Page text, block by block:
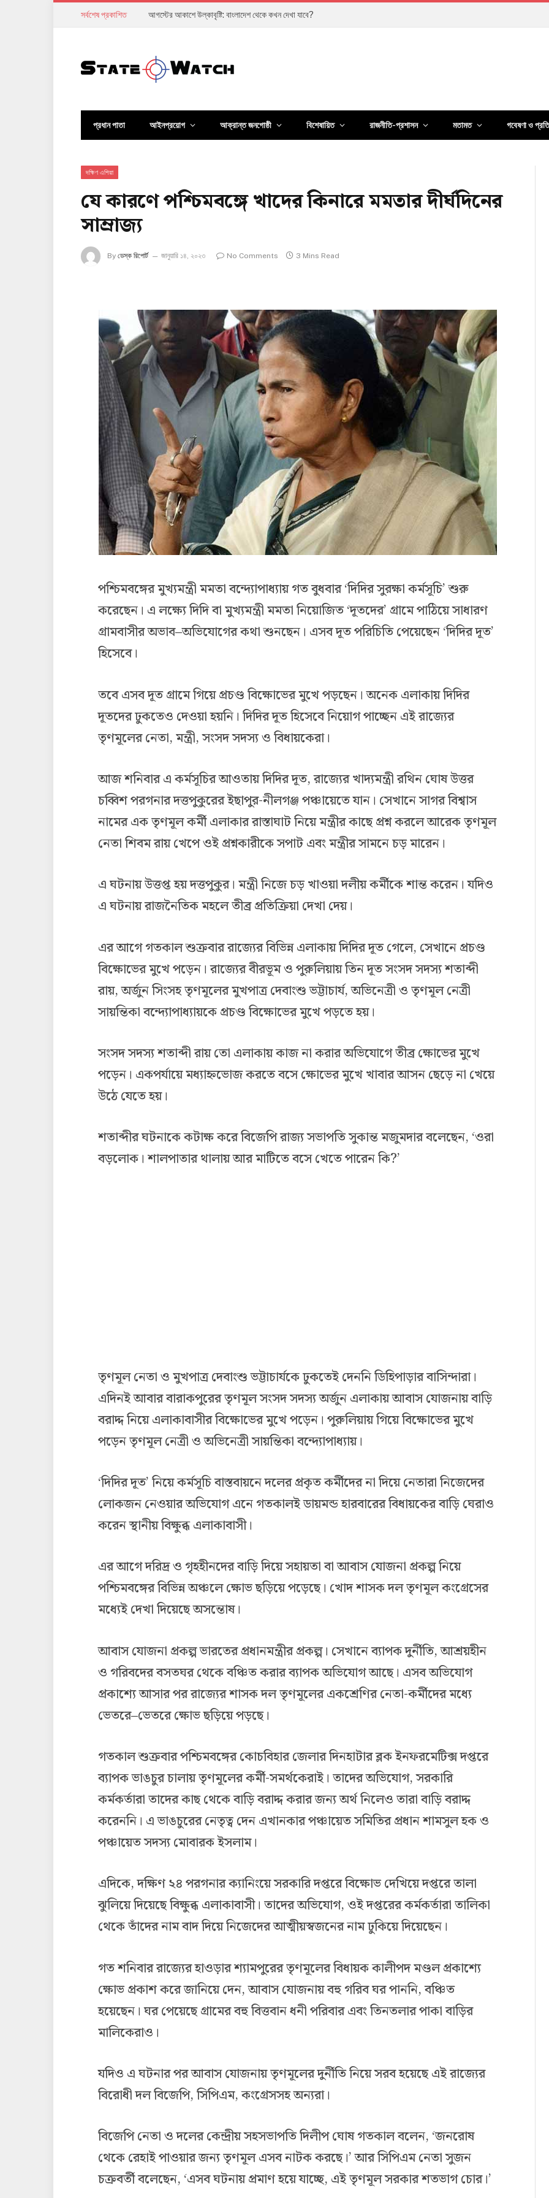
সর্বশেষ প্রকাশিত আগস্টের আকাশে উল্কাবৃষ্টি: বাংলাদেশ থেকে কখন দেখা যাবে?
প্রধান পাতা আইনপ্রয়োগ আক্রান্ত জনগোষ্ঠী বিশেষায়িত রাজনীতি-প্রশাসন মতামত গবেষণা ও
দক্ষিণ এশিয়া
যে কারণে পশ্চিমবঙ্গে খাদের কিনারে মমতার দীর্ঘদিনের
সাম্রাজ্য
By ডেস্ক রিপোর্ট জানুয়ারি ১৪, ২০২৩ No Comments 3 Mins Read
পশ্চিমবঙ্গের মুখ্যমন্ত্রী মমতা বন্দ্যোপাধ্যায় গত বুধবার ‘দিদির সুরক্ষা কর্মসূচি’ শুরু
করেছেন। এ লক্ষ্যে দিদি বা মুখ্যমন্ত্রী মমতা নিয়োজিত ‘দূতদের’ গ্রামে পাঠিয়ে সাধারণ
গ্রামবাসীর অভাব–অভিযোগের কথা শুনছেন। এসব দূত পরিচিতি পেয়েছেন ‘দিদির দূত’
হিসেবে।
তবে এসব দূত গ্রামে গিয়ে প্রচণ্ড বিক্ষোভের মুখে পড়ছেন। অনেক এলাকায় দিদির
দূতদের ঢুকতেও দেওয়া হয়নি। দিদির দূত হিসেবে নিয়োগ পাচ্ছেন এই রাজ্যের
তৃণমূলের নেতা, মন্ত্রী, সংসদ সদস্য ও বিধায়কেরা।
আজ শনিবার এ কর্মসূচির আওতায় দিদির দূত, রাজ্যের খাদ্যমন্ত্রী রথিন ঘোষ উত্তর
চব্বিশ পরগনার দত্তপুকুরের ইছাপুর-নীলগঞ্জ পঞ্চায়েতে যান। সেখানে সাগর বিশ্বাস
নামের এক তৃণমূল কর্মী এলাকার রাস্তাঘাট নিয়ে মন্ত্রীর কাছে প্রশ্ন করলে আরেক তৃণমূল
নেতা শিবম রায় খেপে ওই প্রশ্নকারীকে সপাট এবং মন্ত্রীর সামনে চড় মারেন।
এ ঘটনায় উত্তপ্ত হয় দত্তপুকুর। মন্ত্রী নিজে চড় খাওয়া দলীয় কর্মীকে শান্ত করেন। যদিও
এ ঘটনায় রাজনৈতিক মহলে তীব্র প্রতিক্রিয়া দেখা দেয়।
এর আগে গতকাল শুক্রবার রাজ্যের বিভিন্ন এলাকায় দিদির দূত গেলে, সেখানে প্রচণ্ড
বিক্ষোভের মুখে পড়েন। রাজ্যের বীরভূম ও পুরুলিয়ায় তিন দূত সংসদ সদস্য শতাব্দী
রায়, অর্জুন সিংসহ তৃণমূলের মুখপাত্র দেবাংশু ভট্টাচার্য, অভিনেত্রী ও তৃণমূল নেত্রী
সায়ন্তিকা বন্দ্যোপাধ্যায়কে প্রচণ্ড বিক্ষোভের মুখে পড়তে হয়।
সংসদ সদস্য শতাব্দী রায় তো এলাকায় কাজ না করার অভিযোগে তীব্র ক্ষোভের মুখে
পড়েন। একপর্যায়ে মধ্যাহ্নভোজ করতে বসে ক্ষোভের মুখে খাবার আসন ছেড়ে না খেয়ে
উঠে যেতে হয়।
শতাব্দীর ঘটনাকে কটাক্ষ করে বিজেপি রাজ্য সভাপতি সুকান্ত মজুমদার বলেছেন, ‘ওরা
বড়লোক। শালপাতার থালায় আর মাটিতে বসে খেতে পারেন কি?’
তৃণমূল নেতা ও মুখপাত্র দেবাংশু ভট্টাচার্যকে ঢুকতেই দেননি ডিহিপাড়ার বাসিন্দারা।
এদিনই আবার বারাকপুরের তৃণমূল সংসদ সদস্য অর্জুন এলাকায় আবাস যোজনায় বাড়ি
বরাদ্দ নিয়ে এলাকাবাসীর বিক্ষোভের মুখে পড়েন। পুরুলিয়ায় গিয়ে বিক্ষোভের মুখে
পড়েন তৃণমূল নেত্রী ও অভিনেত্রী সায়ন্তিকা বন্দ্যোপাধ্যায়।
‘দিদির দূত’ নিয়ে কর্মসূচি বাস্তবায়নে দলের প্রকৃত কর্মীদের না দিয়ে নেতারা নিজেদের
লোকজন নেওয়ার অভিযোগ এনে গতকালই ডায়মন্ড হারবারের বিধায়কের বাড়ি ঘেরাও
করেন স্থানীয় বিক্ষুব্ধ এলাকাবাসী।
এর আগে দরিদ্র ও গৃহহীনদের বাড়ি দিয়ে সহায়তা বা আবাস যোজনা প্রকল্প নিয়ে
পশ্চিমবঙ্গের বিভিন্ন অঞ্চলে ক্ষোভ ছড়িয়ে পড়েছে। খোদ শাসক দল তৃণমূল কংগ্রেসের
মধ্যেই দেখা দিয়েছে অসন্তোষ।
আবাস যোজনা প্রকল্প ভারতের প্রধানমন্ত্রীর প্রকল্প। সেখানে ব্যাপক দুর্নীতি, আশ্রয়হীন
ও গরিবদের বসতঘর থেকে বঞ্চিত করার ব্যাপক অভিযোগ আছে। এসব অভিযোগ
প্রকাশ্যে আসার পর রাজ্যের শাসক দল তৃণমূলের একশ্রেণির নেতা-কর্মীদের মধ্যে
ভেতরে–ভেতরে ক্ষোভ ছড়িয়ে পড়ছে।
গতকাল শুক্রবার পশ্চিমবঙ্গের কোচবিহার জেলার দিনহাটার ব্লক ইনফরমেটিক্স দপ্তরে
ব্যাপক ভাঙচুর চালায় তৃণমূলের কর্মী-সমর্থকেরাই। তাদের অভিযোগ, সরকারি
কর্মকর্তারা তাদের কাছ থেকে বাড়ি বরাদ্দ করার জন্য অর্থ নিলেও তারা বাড়ি বরাদ্দ
করেননি। এ ভাঙচুরের নেতৃত্ব দেন এখানকার পঞ্চায়েত সমিতির প্রধান শামসুল হক ও
পঞ্চায়েত সদস্য মোবারক ইসলাম।
এদিকে, দক্ষিণ ২৪ পরগনার ক্যানিংয়ে সরকারি দপ্তরে বিক্ষোভ দেখিয়ে দপ্তরে তালা
ঝুলিয়ে দিয়েছে বিক্ষুব্ধ এলাকাবাসী। তাদের অভিযোগ, ওই দপ্তরের কর্মকর্তারা তালিকা
থেকে তাঁদের নাম বাদ দিয়ে নিজেদের আত্মীয়স্বজনের নাম ঢুকিয়ে দিয়েছেন।
গত শনিবার রাজ্যের হাওড়ার শ্যামপুরের তৃণমূলের বিধায়ক কালীপদ মণ্ডল প্রকাশ্যে
ক্ষোভ প্রকাশ করে জানিয়ে দেন, আবাস যোজনায় বহু গরিব ঘর পাননি, বঞ্চিত
হয়েছেন। ঘর পেয়েছে গ্রামের বহু বিত্তবান ধনী পরিবার এবং তিনতলার পাকা বাড়ির
মালিকেরাও।
যদিও এ ঘটনার পর আবাস যোজনায় তৃণমূলের দুর্নীতি নিয়ে সরব হয়েছে এই রাজ্যের
বিরোধী দল বিজেপি, সিপিএম, কংগ্রেসসহ অন্যরা।
বিজেপি নেতা ও দলের কেন্দ্রীয় সহসভাপতি দিলীপ ঘোষ গতকাল বলেন, ‘জনরোষ
থেকে রেহাই পাওয়ার জন্য তৃণমূল এসব নাটক করছে।’ আর সিপিএম নেতা সুজন
চক্রবর্তী বলেছেন, ‘এসব ঘটনায় প্রমাণ হয়ে যাচ্ছে, এই তৃণমূল সরকার শতভাগ চোর।’